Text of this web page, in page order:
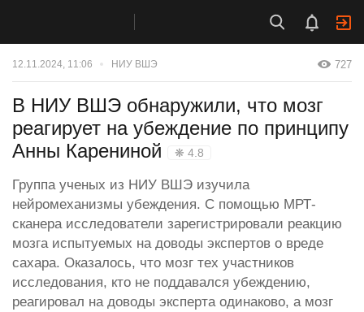
12.11.2024, 11:06 НИУ ВШЭ 727
В НИУ ВШЭ обнаружили, что мозг
реагирует на убеждение по принципу
Анны Карениной
❋ 4.8
Группа ученых из НИУ ВШЭ изучила
нейромеханизмы убеждения. С помощью МРТ-
сканера исследователи зарегистрировали реакцию
мозга испытуемых на доводы экспертов о вреде
сахара. Оказалось, что мозг тех участников
исследования, кто не поддавался убеждению,
реагировал на доводы эксперта одинаково, а мозг